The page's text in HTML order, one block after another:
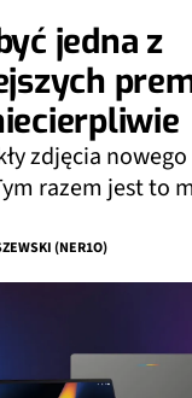
jedna z
zdjęcia
razem jest to
(NER1O)